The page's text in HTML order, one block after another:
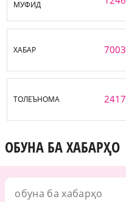
МУФИД
ХАБАР 7003
ТОЛЕЪНОМА 2417
ОБУНА БА ХАБАРҲО